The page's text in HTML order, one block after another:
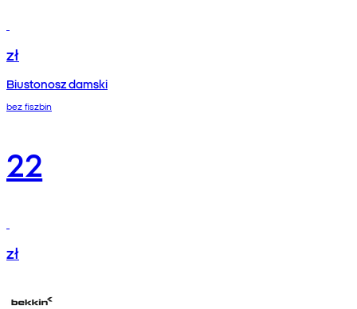
zł
Biustonosz damski
bez fiszbin
22
zł